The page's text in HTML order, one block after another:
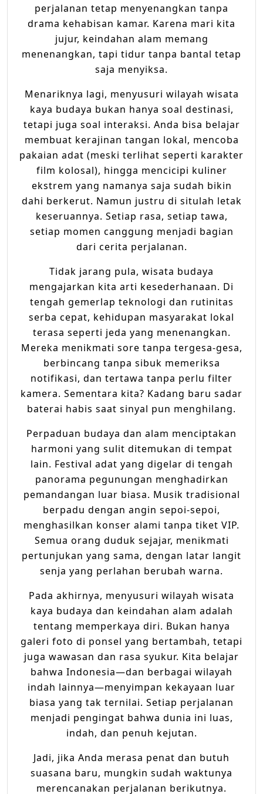
perjalanan tetap menyenangkan tanpa
drama kehabisan kamar. Karena mari kita
jujur, keindahan alam memang
menenangkan, tapi tidur tanpa bantal tetap
saja menyiksa.
Menariknya lagi, menyusuri wilayah wisata
kaya budaya bukan hanya soal destinasi,
tetapi juga soal interaksi. Anda bisa belajar
membuat kerajinan tangan lokal, mencoba
pakaian adat (meski terlihat seperti karakter
film kolosal), hingga mencicipi kuliner
ekstrem yang namanya saja sudah bikin
dahi berkerut. Namun justru di situlah letak
keseruannya. Setiap rasa, setiap tawa,
setiap momen canggung menjadi bagian
dari cerita perjalanan.
Tidak jarang pula, wisata budaya
mengajarkan kita arti kesederhanaan. Di
tengah gemerlap teknologi dan rutinitas
serba cepat, kehidupan masyarakat lokal
terasa seperti jeda yang menenangkan.
Mereka menikmati sore tanpa tergesa-gesa,
berbincang tanpa sibuk memeriksa
notifikasi, dan tertawa tanpa perlu filter
kamera. Sementara kita? Kadang baru sadar
baterai habis saat sinyal pun menghilang.
Perpaduan budaya dan alam menciptakan
harmoni yang sulit ditemukan di tempat
lain. Festival adat yang digelar di tengah
panorama pegunungan menghadirkan
pemandangan luar biasa. Musik tradisional
berpadu dengan angin sepoi-sepoi,
menghasilkan konser alami tanpa tiket VIP.
Semua orang duduk sejajar, menikmati
pertunjukan yang sama, dengan latar langit
senja yang perlahan berubah warna.
Pada akhirnya, menyusuri wilayah wisata
kaya budaya dan keindahan alam adalah
tentang memperkaya diri. Bukan hanya
galeri foto di ponsel yang bertambah, tetapi
juga wawasan dan rasa syukur. Kita belajar
bahwa Indonesia—dan berbagai wilayah
indah lainnya—menyimpan kekayaan luar
biasa yang tak ternilai. Setiap perjalanan
menjadi pengingat bahwa dunia ini luas,
indah, dan penuh kejutan.
Jadi, jika Anda merasa penat dan butuh
suasana baru, mungkin sudah waktunya
merencanakan perjalanan berikutnya.